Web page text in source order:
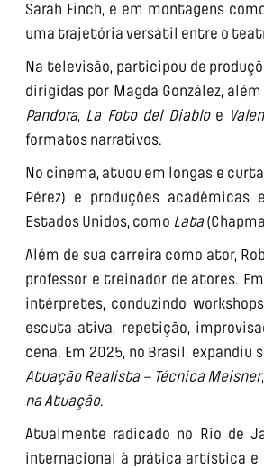
Sarah Finch, e em montagens
uma trajetória versátil entre o
Na televisão, participou de
dirigidas por Magda González,
Pandora, La Foto del Diabloe
formatos narrativos.
No cinema, atuou em longas e
Pérez) e produções acadêmicas
Estados Unidos, como Lata
Além de sua carreira como ator,
professor e treinador de atores.
intérpretes, conduzindo
escuta ativa, repetição,
cena. Em 2025, no Brasil,
Atuação Realista – Técnica Meisner,
na Atuação.
Atualmente radicado no Rio de
internacional à prática artística e